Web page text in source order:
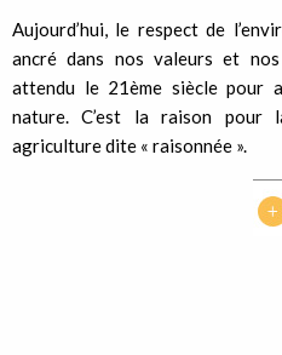
Aujourd’hui, le respect de
ancré dans nos valeurs et nos
attendu le 21ème siècle pour
nature. C’est la raison pour
agriculture dite « raisonnée ».